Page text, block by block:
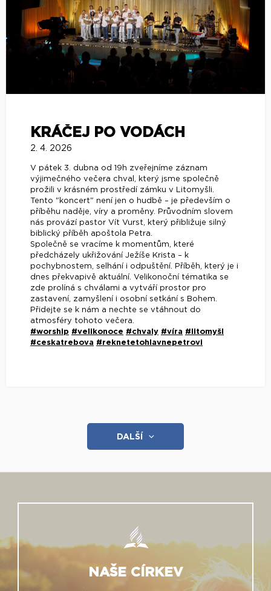
KRÁČEJ PO VODÁCH
2. 4. 2026
V pátek 3. dubna od 19h zveřejníme záznam
výjimečného večera chval, který jsme společně
prožili v krásném prostředí zámku v Litomyšli.
Tento "koncert" není jen o hudbě – je především o
příběhu naděje, víry a proměny. Průvodním slovem
nás provází pastor Vít Vurst, který přibližuje silný
biblický příběh apoštola Petra.
Společně se vracíme k momentům, které
předcházely ukřižování Ježíše Krista – k
pochybnostem, selhání i odpuštění. Příběh, který je i
dnes překvapivě aktuální. Velikonoční tématika se
zde prolíná s chválami a vytváří prostor pro
zastavení, zamyšlení i osobní setkání s Bohem.
Přidejte se k nám a nechte se vtáhnout do
atmosféry tohoto večera.
#worship #velikonoce #chvaly #víra #litomyšl
#ceskatrebova #reknetetohlavnepetrovi
DALŠÍ
NAŠE CÍRKEV